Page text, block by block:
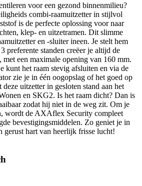
voor een gezond binnenmilieu?
combi-raamuitzetter in stijlvol
is de perfecte oplossing voor naar
klep- en uitzetramen. Dit slimme
en -sluiter ineen. Je stelt hem
preferente standen creëer je altijd de
met een maximale opening van 160 mm.
kunt het raam stevig afsluiten en via de
zie je in één oogopslag of het goed op
uitzetter in gesloten stand aan het
en SKG2. Is het raam dicht? Dan is
zodat hij niet in de weg zit. Om je
wordt de AXAflex Security compleet
bevestigingsmiddelen. Zo geniet je in
gerust hart van heerlijk frisse lucht!